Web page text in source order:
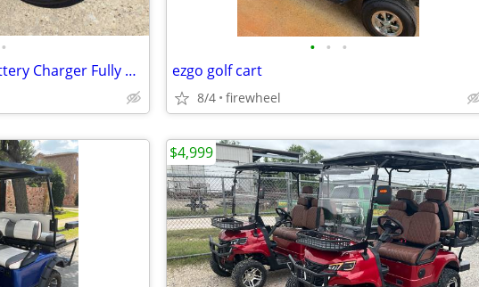
•
NEW 36 Volt Golf Cart Battery Charger Fully Automatic For Lead-acid
• • •
ezgo golf cart
8/4 firewheel
$4,999